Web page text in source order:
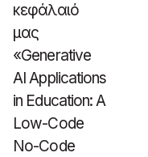
κεφάλαιό
μας
«Generative
AI Applications
in Education: A
Low-Code
No-Code